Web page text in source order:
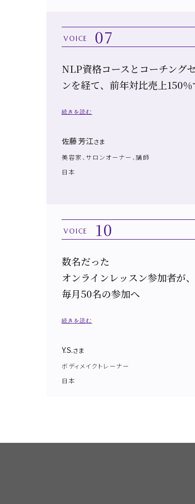
VOICE 07
NLP資格コースとコーチング
ンを経て、前年対比売上150
続きを読む
佐藤 芳江さま
美容家、サロンオーナー、講師
日本
VOICE 10
数名だった
オンラインレッスン参加者が、
毎月50名の参加へ
続きを読む
Y.S.さま
ボディメイクトレーナー
日本